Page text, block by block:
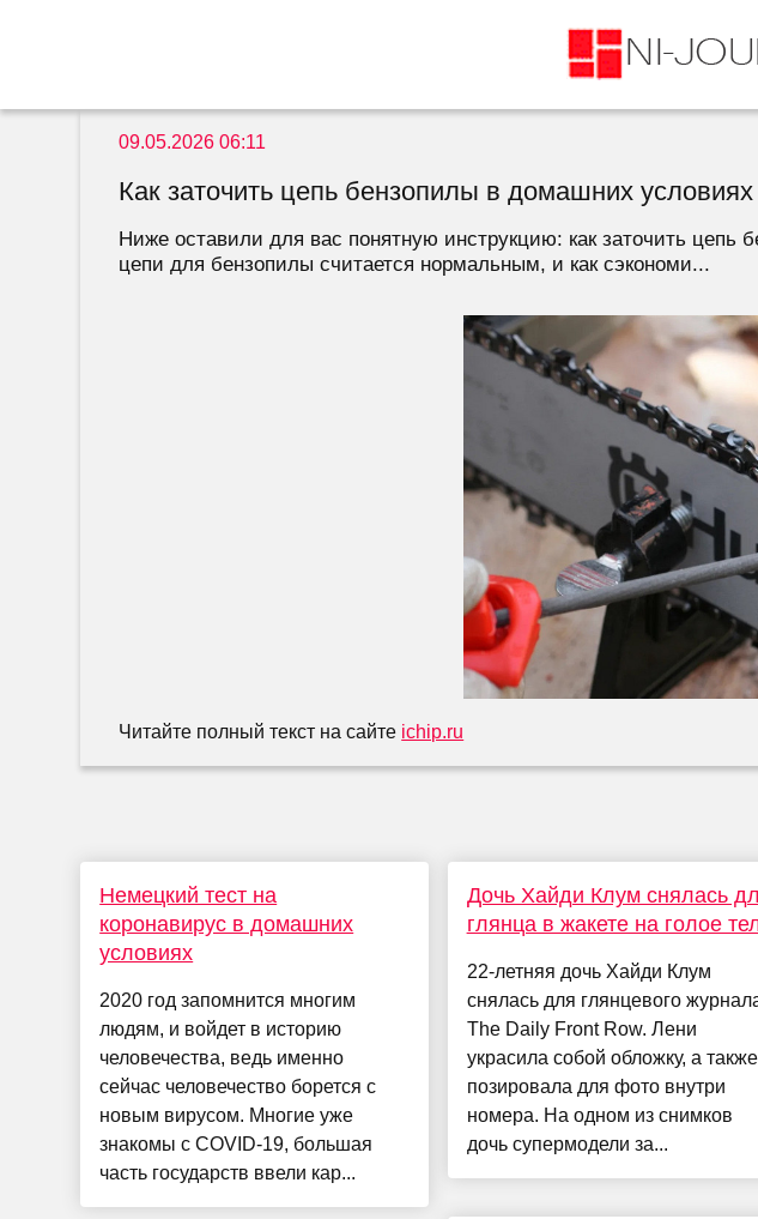
09.05.2026 06:11
Как заточить цепь бензопилы в домашних условиях
Ниже оставили для вас понятную инструкцию: как заточить цепь
цепи для бензопилы считается нормальным, и как сэкономи...
Читайте полный текст на сайте ichip.ru
Немецкий тест на
коронавирус в домашних
условиях
2020 год запомнится многим
людям, и войдет в историю
человечества, ведь именно
сейчас человечество борется с
новым вирусом. Многие уже
знакомы с COVID-19, большая
часть государств ввели кар...
Дочь Хайди Клум снялась
глянца в жакете на голое
22-летняя дочь Хайди Клум
снялась для глянцевого
The Daily Front Row. Лени
украсила собой обложку, а также
позировала для фото внутри
номера. На одном из снимков
дочь супермодели за...